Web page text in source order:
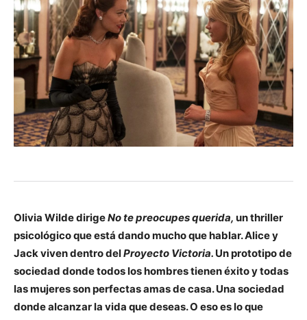
Olivia Wilde dirigeNo te preocupes querida, un thriller
psicológico que está dando mucho que hablar. Alice y
Jack viven dentro delProyecto Victoria. Un prototipo de
sociedad donde todos los hombres tienen éxito y todas
las mujeres son perfectas amas de casa. Una sociedad
donde alcanzar la vida que deseas. O eso es lo que